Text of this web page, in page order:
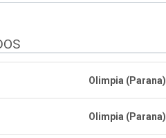
Olimpia (Parana)
Olimpia (Parana)